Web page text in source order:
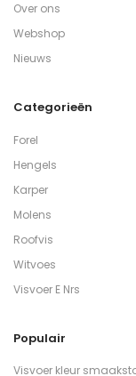
Over ons
Webshop
Nieuws
Categorieën
Forel
Hengels
Karper
Molens
Roofvis
Witvoes
Visvoer E Nrs
Populair
Visvoer kleur